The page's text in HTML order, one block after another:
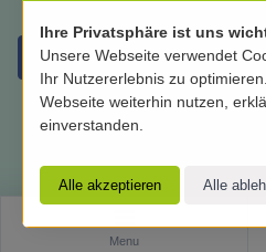
Menu
Ihre Privatsphäre ist uns
Unsere Webseite verwendet
Ihr Nutzererlebnis zu
Webseite weiterhin nutzen,
einverstanden.